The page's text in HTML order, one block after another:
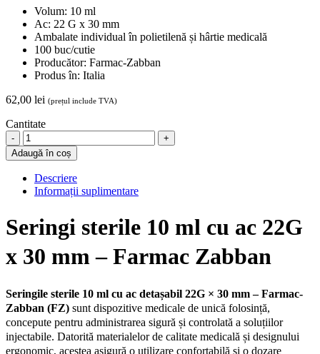
Volum: 10 ml
Ac: 22 G x 30 mm
Ambalate individual în polietilenă și hârtie medicală
100 buc/cutie
Producător: Farmac-Zabban
Produs în: Italia
62,00 lei (prețul include TVA)
Cantitate
Seringi
10
ml
cu
ac
22G
30
mm,
100
buc
Farmac-
Zabban
quantity
Adaugă în coș
Descriere
Informații suplimentare
Seringi sterile 10 ml cu ac 22G
x 30 mm – Farmac Zabban
Seringile sterile 10 ml cu ac detașabil 22G × 30 mm – Farmac-
Zabban (FZ) sunt dispozitive medicale de unică folosință,
concepute pentru administrarea sigură și controlată a soluțiilor
injectabile. Datorită materialelor de calitate medicală și designului
ergonomic, acestea asigură o utilizare confortabilă și o dozare